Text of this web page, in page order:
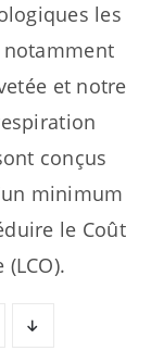
les
et notre
conçus
minimum
le Coût